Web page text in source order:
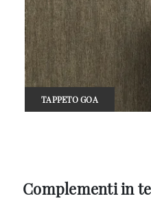
TAPPETO GOA
Complementi in